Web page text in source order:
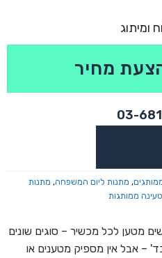
מחיר
, מתנות ליום המשפחה, מתנות
ממותגות
מטען לכל מכשיר – סוגים שונים
– אבל אין מספיק מטענים או